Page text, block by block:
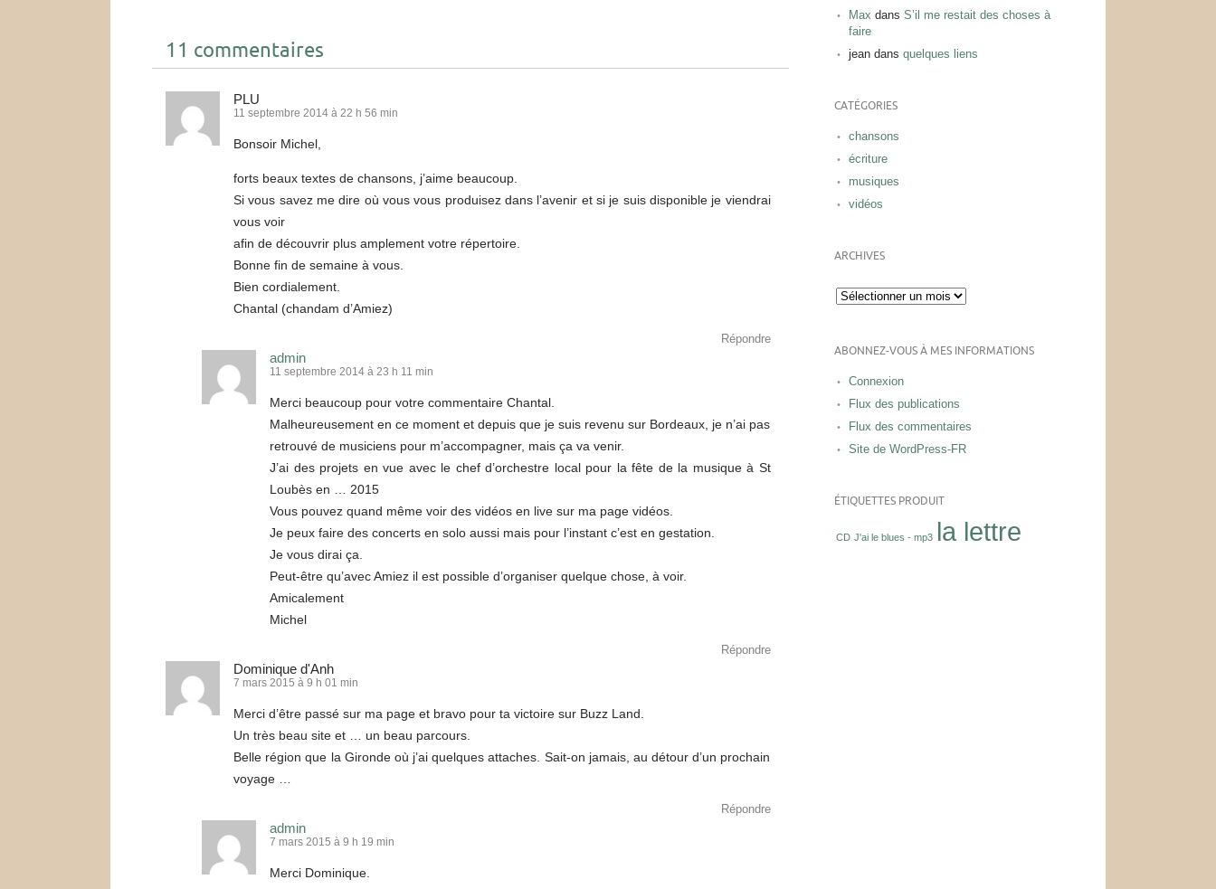
11 commentaires
PLU
11 septembre 2014 à 22 h 56 min
Bonsoir Michel,
forts beaux textes de chansons, j’aime beaucoup.
Si vous savez me dire où vous vous produisez dans l’avenir et si je suis disponible je viendrai
vous voir
afin de découvrir plus amplement votre répertoire.
Bonne fin de semaine à vous.
Bien cordialement.
Chantal (chandam d’Amiez)
Répondre
admin
11 septembre 2014 à 23 h 11 min
Merci beaucoup pour votre commentaire Chantal.
Malheureusement en ce moment et depuis que je suis revenu sur Bordeaux, je n’ai pas
retrouvé de musiciens pour m’accompagner, mais ça va venir.
J’ai des projets en vue avec le chef d’orchestre local pour la fête de la musique à St
Loubès en … 2015
Vous pouvez quand même voir des vidéos en live sur ma page vidéos.
Je peux faire des concerts en solo aussi mais pour l’instant c’est en gestation.
Je vous dirai ça.
Peut-être qu’avec Amiez il est possible d’organiser quelque chose, à voir.
Amicalement
Michel
Répondre
Dominique d'Anh
7 mars 2015 à 9 h 01 min
Merci d’être passé sur ma page et bravo pour ta victoire sur Buzz Land.
Un très beau site et … un beau parcours.
Belle région que la Gironde où j’ai quelques attaches. Sait-on jamais, au détour d’un prochain
voyage …
Répondre
admin
7 mars 2015 à 9 h 19 min
Merci Dominique.
Max dans S’il me restait des choses à
faire
jeandans quelques liens
CATÉGORIES
chansons
écriture
musiques
vidéos
ARCHIVES
Archives
ABONNEZ-VOUS À MES INFORMATIONS
Connexion
Flux des publications
Flux des commentaires
Site de WordPress-FR
ÉTIQUETTES PRODUIT
CD J'ai le blues - mp3 la lettre